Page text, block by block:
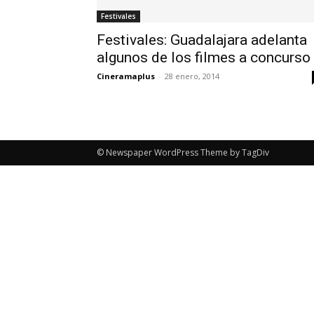
Festivales
Festivales: Guadalajara adelanta
algunos de los filmes a concurso
Cineramaplus - 28 enero, 2014
© Newspaper WordPress Theme by TagDiv